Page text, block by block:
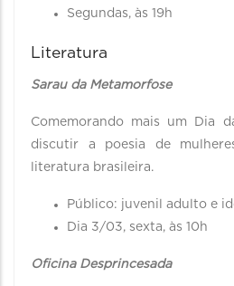
Segundas, às 19h
Literatura
Sarau da Metamorfose
Comemorando mais um Dia
discutir a poesia de
literatura brasileira.
Público: juvenil adulto e
Dia 3/03, sexta, às 10h
Oficina Desprincesada